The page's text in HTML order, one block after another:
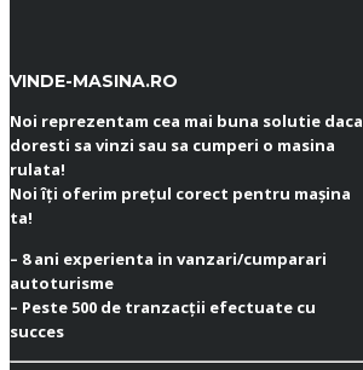
VINDE-MASINA.RO
Noi reprezentam cea mai buna solutie daca
doresti sa vinzi sau sa cumperi o masina
rulata!
Noi îți oferim prețul corect pentru mașina
ta!
– 8 ani experienta in vanzari/cumparari
autoturisme
– Peste 500 de tranzacții efectuate cu
succes